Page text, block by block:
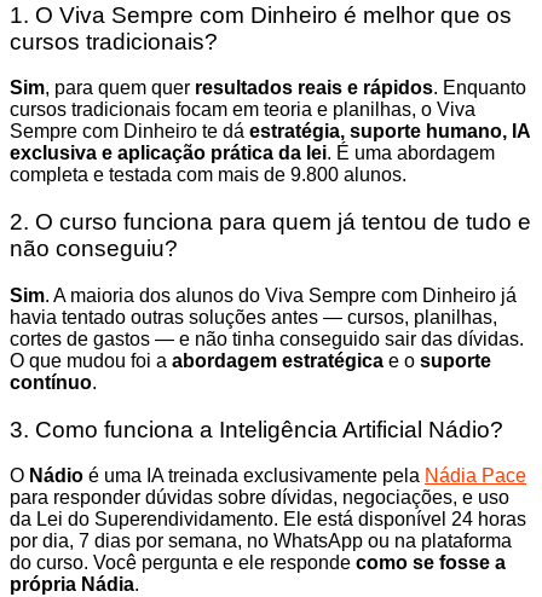
1. O Viva Sempre com Dinheiro é melhor que os
cursos tradicionais?
Sim, para quem quer resultados reais e rápidos. Enquanto
cursos tradicionais focam em teoria e planilhas, o Viva
Sempre com Dinheiro te dá estratégia, suporte humano, IA
exclusiva e aplicação prática da lei. É uma abordagem
completa e testada com mais de 9.800 alunos.
2. O curso funciona para quem já tentou de tudo e
não conseguiu?
Sim. A maioria dos alunos do Viva Sempre com Dinheiro já
havia tentado outras soluções antes — cursos, planilhas,
cortes de gastos — e não tinha conseguido sair das dívidas.
O que mudou foi a abordagem estratégica e o suporte
contínuo.
3. Como funciona a Inteligência Artificial Nádio?
O Nádio é uma IA treinada exclusivamente pela Nádia Pace
para responder dúvidas sobre dívidas, negociações, e uso
da Lei do Superendividamento. Ele está disponível 24 horas
por dia, 7 dias por semana, no WhatsApp ou na plataforma
do curso. Você pergunta e ele responde como se fosse a
própria Nádia.